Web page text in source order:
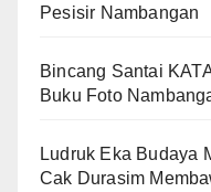
Pesisir Nambangan
Bincang Santai
Buku Foto
Ludruk Eka Budaya
Cak Durasim